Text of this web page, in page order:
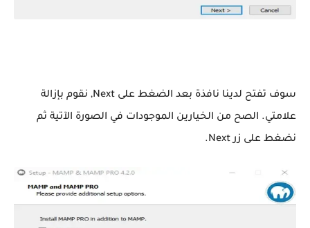
سوف تفتح لدينا نافذة بعد الضغط على Next, نقوم بإزالة
علامتي. الصح من الخيارين الموجودات في الصورة الآتية ثم
نضغط على زر Next.